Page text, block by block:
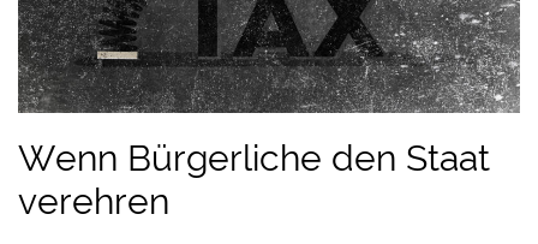
Wenn Bürgerliche den Staat
verehren